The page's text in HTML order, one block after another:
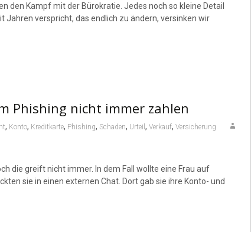
den Kampf mit der Bürokratie. Jedes noch so kleine Detail
verspricht, das endlich zu ändern, versinken wir
Phishing nicht immer zahlen
, Konto, Kreditkarte, Phishing, Schaden, Urteil , Verkauf, Versicherung
die greift nicht immer. In dem Fall wollte eine Frau auf
sie in einen externen Chat. Dort gab sie ihre Konto- und